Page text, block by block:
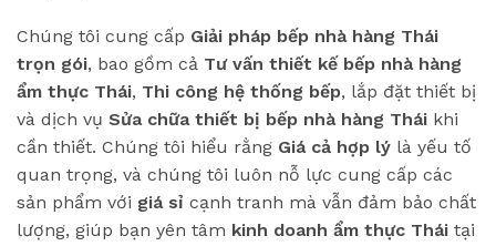
Chúng tôi cung cấp Giải pháp bếp nhà hàng Thái
trọn gói, bao gồm cả Tư vấn thiết kế bếp nhà hàng
ẩm thực Thái, Thi công hệ thống bếp, lắp đặt thiết bị
và dịch vụ Sửa chữa thiết bị bếp nhà hàng Thái khi
cần thiết. Chúng tôi hiểu rằng Giá cả hợp lý là yếu tố
quan trọng, và chúng tôi luôn nỗ lực cung cấp các
sản phẩm với giá sỉ cạnh tranh mà vẫn đảm bảo chất
lượng, giúp bạn yên tâm kinh doanh ẩm thực Thái tại